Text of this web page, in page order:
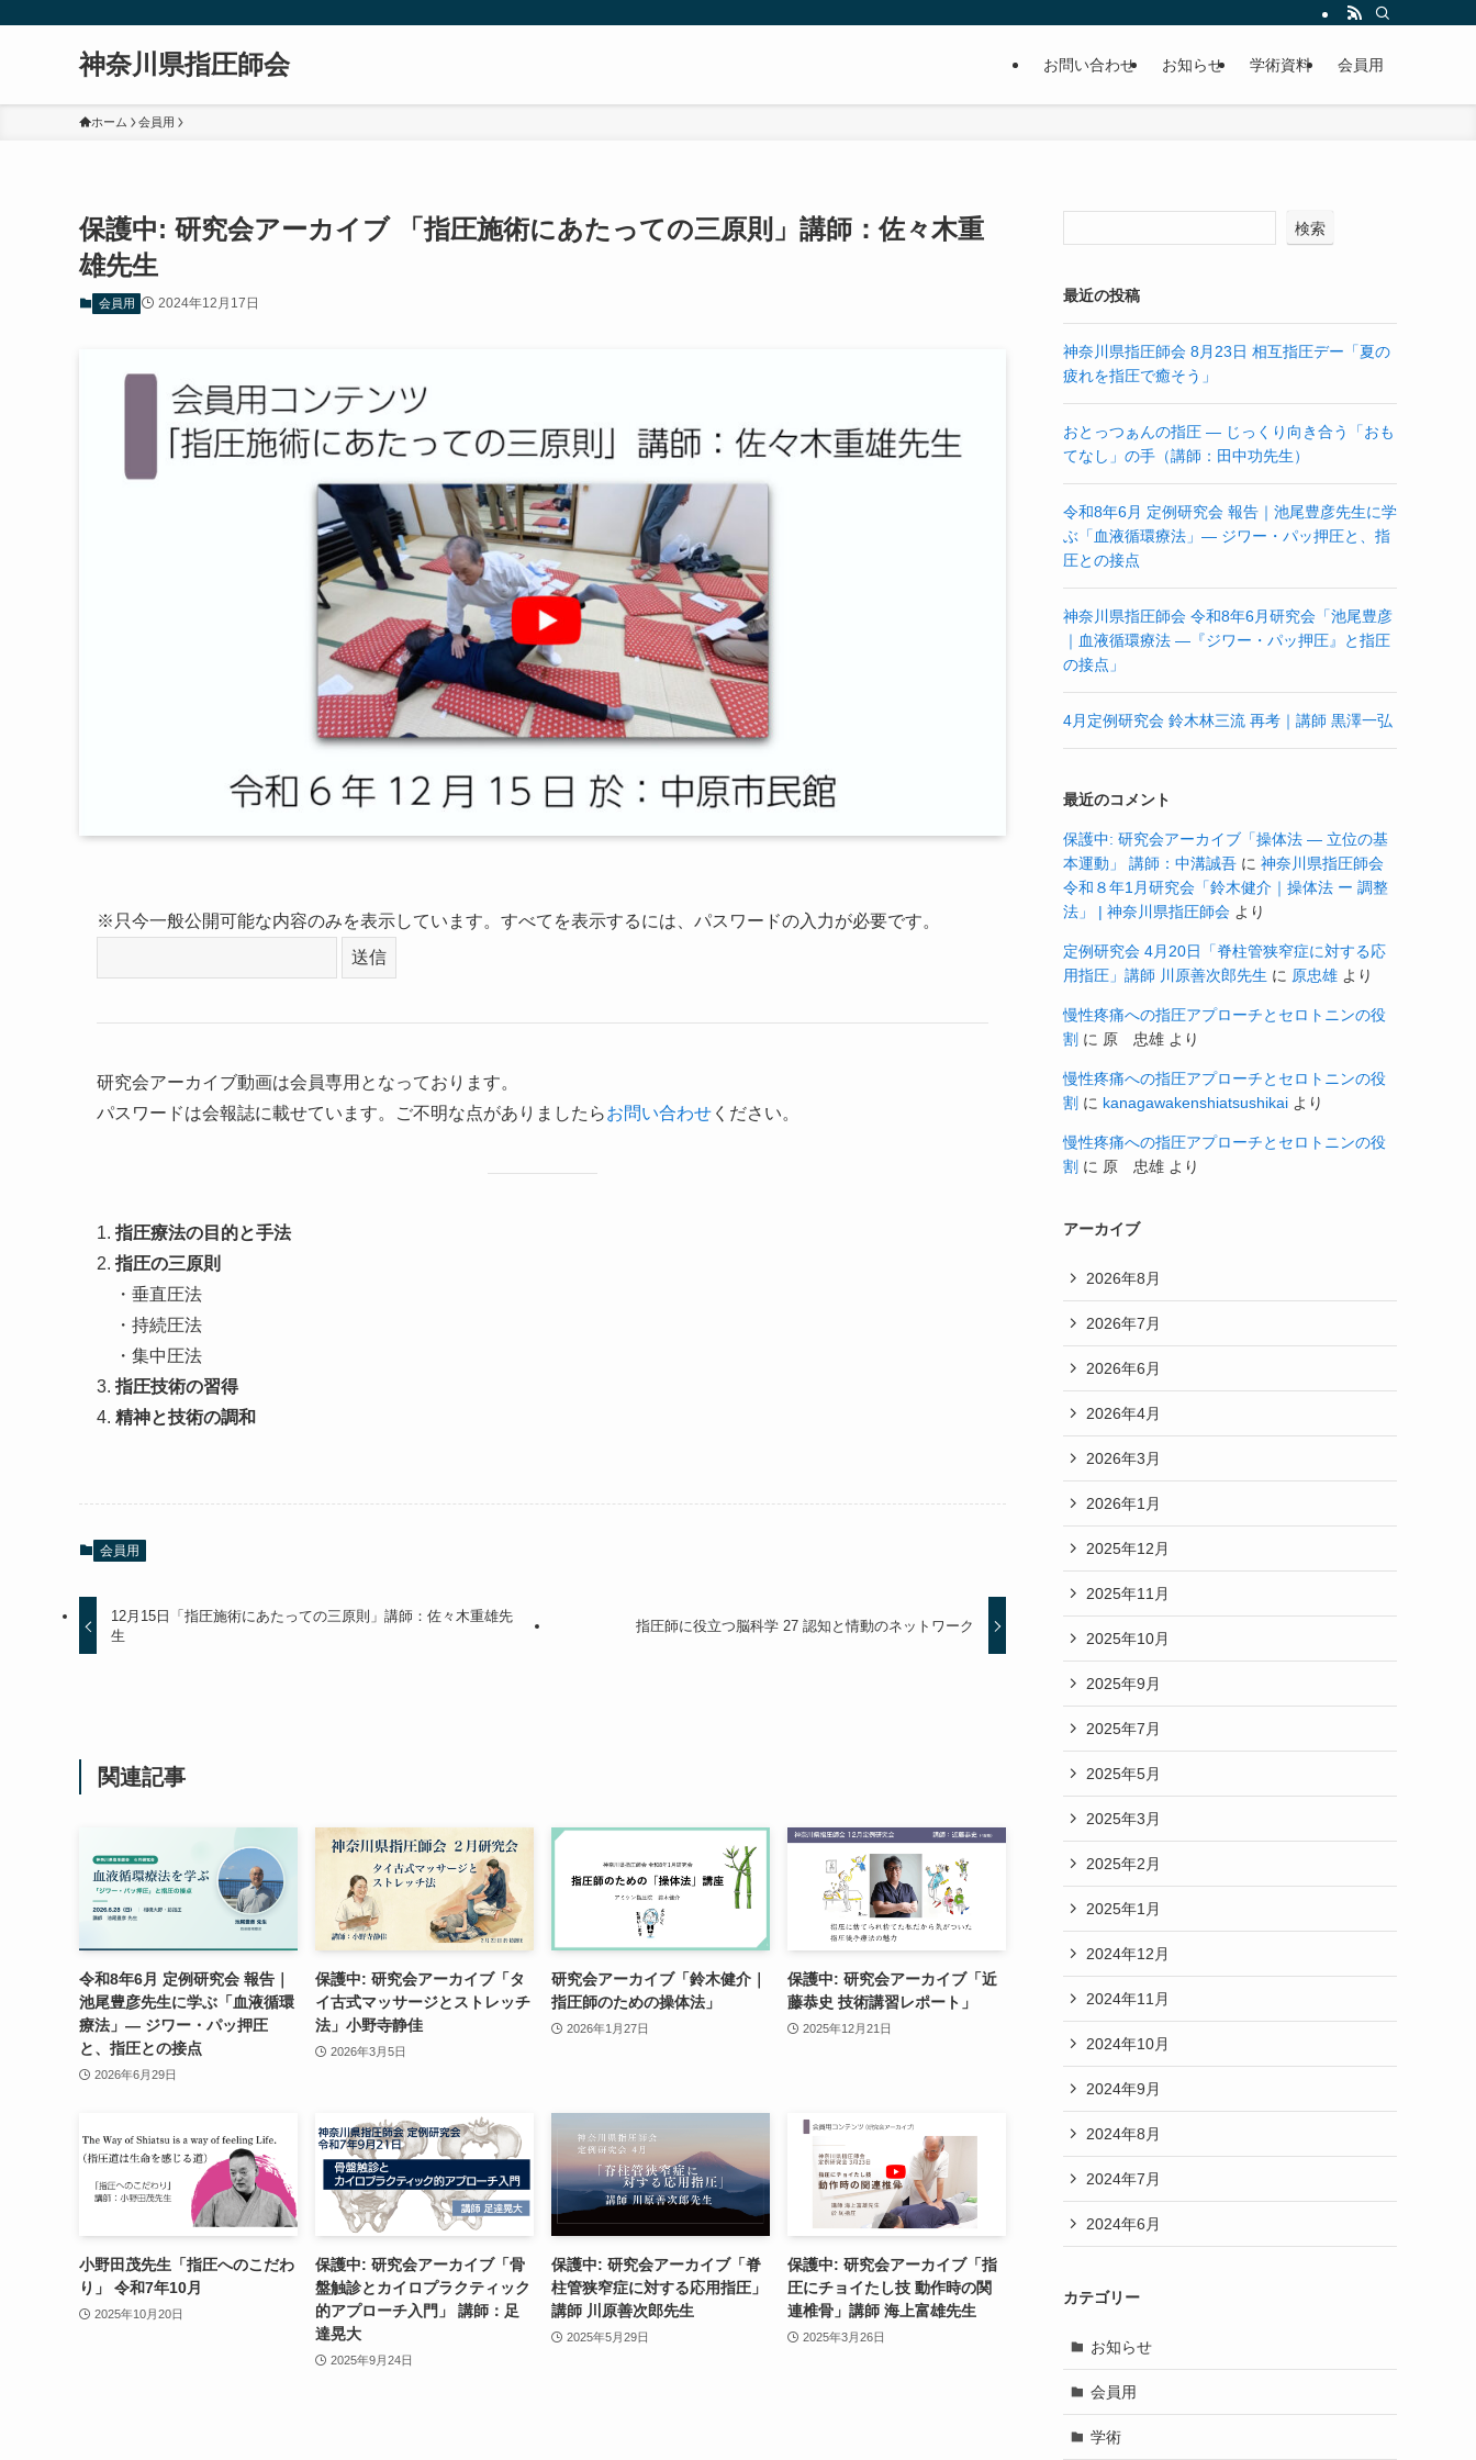
神奈川県指圧師会 お問い合わせ お知らせ 学術資料 会員用
ホーム 会員用
保護中: 研究会アーカイブ 「指圧施術にあたっての三原則」講師：佐々木重
雄先生
会員用 2024年12月17日
※只今一般公開可能な内容のみを表示しています。すべてを表示するには、パスワードの入力が必要です。
研究会アーカイブ動画は会員専用となっております。
パスワードは会報誌に載せています。ご不明な点がありましたらお問い合わせ ください。
1. 指圧療法の目的と手法
2. 指圧の三原則
・垂直圧法
・持続圧法
・集中圧法
3. 指圧技術の習得
4. 精神と技術の調和
会員用
12月15日「指圧施術にあたっての三原則」講師：佐々木重雄先
生
指圧師に役立つ脳科学 27 認知と情動のネットワーク
関連記事
令和8年6月 定例研究会 報告｜
池尾豊彦先生に学ぶ「血液循環
療法」― ジワー・パッ押圧
と、指圧との接点
2026年6月29日
保護中: 研究会アーカイブ「タ
イ古式マッサージとストレッチ
法」小野寺静佳
2026年3月5日
研究会アーカイブ「鈴木健介｜
指圧師のための操体法」
2026年1月27日
保護中: 研究会アーカイブ「近
藤恭史 技術講習レポート」
2025年12月21日
小野田茂先生「指圧へのこだわ
り」 令和7年10月
2025年10月20日
保護中: 研究会アーカイブ「骨
盤触診とカイロプラクティック
的アプローチ入門」 講師：足
達晃大
2025年9月24日
保護中: 研究会アーカイブ「脊
柱管狭窄症に対する応用指圧」
講師 川原善次郎先生
2025年5月29日
保護中: 研究会アーカイブ「指
圧にチョイたし技 動作時の関
連椎骨」講師 海上富雄先生
2025年3月26日
検索
最近の投稿
神奈川県指圧師会 8月23日 相互指圧デー「夏の
疲れを指圧で癒そう」
おとっつぁんの指圧 ― じっくり向き合う「おも
てなし」の手（講師：田中功先生）
令和8年6月 定例研究会 報告｜池尾豊彦先生に学
ぶ「血液循環療法」― ジワー・パッ押圧と、指
圧との接点
神奈川県指圧師会 令和8年6月研究会「池尾豊彦
｜血液循環療法 ―『ジワー・パッ押圧』と指圧
の接点」
4月定例研究会 鈴木林三流 再考｜講師 黒澤一弘
最近のコメント
保護中: 研究会アーカイブ「操体法 ― 立位の基
本運動」 講師：中溝誠吾 に 神奈川県指圧師会
令和８年1月研究会「鈴木健介｜操体法 ー 調整
法」 | 神奈川県指圧師会 より
定例研究会 4月20日「脊柱管狭窄症に対する応
用指圧」講師 川原善次郎先生 に 原忠雄 より
慢性疼痛への指圧アプローチとセロトニンの役
割 に 原 忠雄 より
慢性疼痛への指圧アプローチとセロトニンの役
割 に kanagawakenshiatsushikai より
慢性疼痛への指圧アプローチとセロトニンの役
割 に 原 忠雄 より
アーカイブ
2026年8月
2026年7月
2026年6月
2026年4月
2026年3月
2026年1月
2025年12月
2025年11月
2025年10月
2025年9月
2025年7月
2025年5月
2025年3月
2025年2月
2025年1月
2024年12月
2024年11月
2024年10月
2024年9月
2024年8月
2024年7月
2024年6月
カテゴリー
お知らせ
会員用
学術